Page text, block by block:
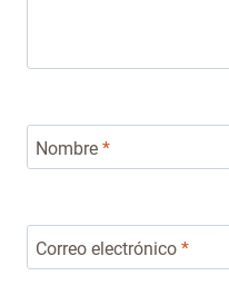
Nombre *
Correo electrónico *